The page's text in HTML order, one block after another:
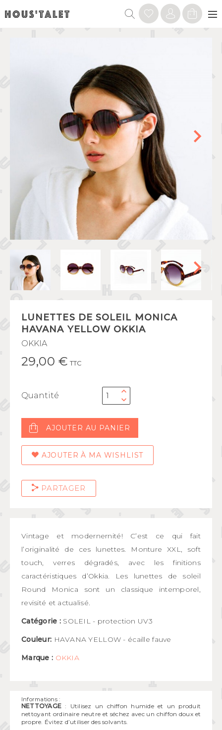
LUNETTES DE SOLEIL MONICA
HAVANA YELLOW OKKIA
OKKIA
29,00 € TTC
Quantité
AJOUTER AU PANIER
AJOUTER À MA WISHLIST
PARTAGER
Vintage et modernernité! C’est ce qui fait
l’originalité de ces lunettes. Monture XXL, soft
touch, verres dégradés, avec les finitions
caractéristiques d’Okkia. Les lunettes de soleil
Round Monica sont un classique intemporel,
revisité et actualisé.
Catégorie : SOLEIL - protection UV3
Couleur: HAVANA YELLOW - écaille fauve
Marque : OKKIA
Informations :
NETTOYAGE : Utilisez un chiffon humide et un produit
nettoyant ordinaire neutre et séchez avec un chiffon doux et
propre. Évitez d’utiliser des solvants.